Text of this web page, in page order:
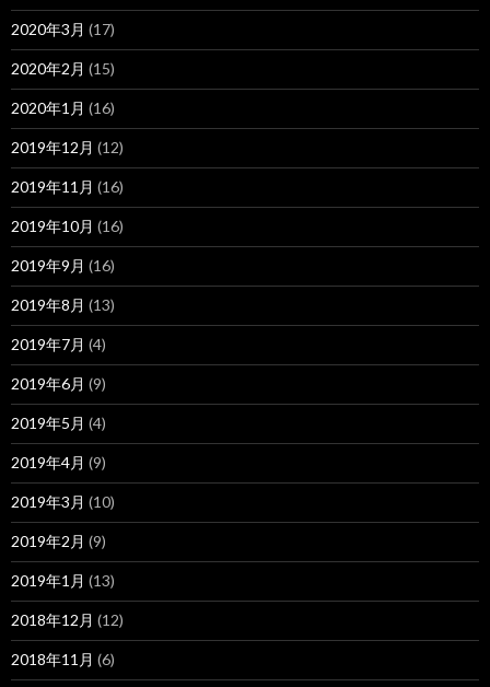
2020年3月 (17)
2020年2月 (15)
2020年1月 (16)
2019年12月 (12)
2019年11月 (16)
2019年10月 (16)
2019年9月 (16)
2019年8月 (13)
2019年7月 (4)
2019年6月 (9)
2019年5月 (4)
2019年4月 (9)
2019年3月 (10)
2019年2月 (9)
2019年1月 (13)
2018年12月 (12)
2018年11月 (6)